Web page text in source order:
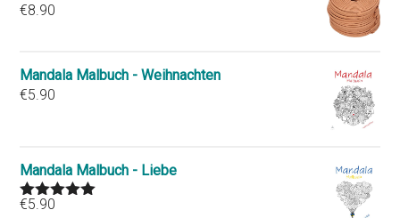
€8.90
Mandala Malbuch - Weihnachten
€5.90
Mandala Malbuch - Liebe
Rated
€5.90